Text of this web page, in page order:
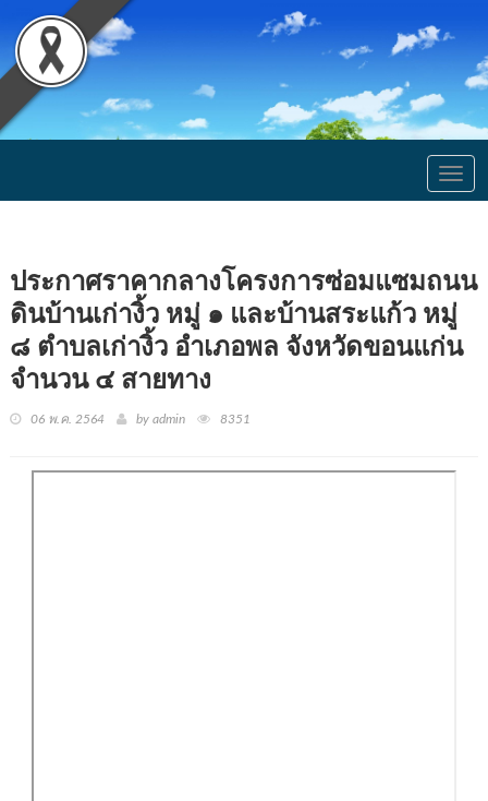
ประกาศราคากลางโครงการซ่อมแซมถนน
ดินบ้านเก่างิ้ว หมู่ ๑ และบ้านสระแก้ว หมู่
๘ ตำบลเก่างิ้ว อำเภอพล จังหวัดขอนแก่น
จำนวน ๔ สายทาง
06 พ.ค. 2564 by admin 8351